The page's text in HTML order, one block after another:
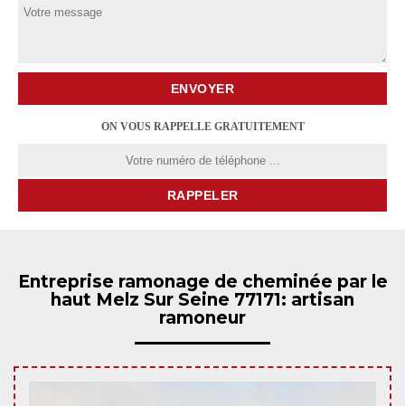
ON VOUS RAPPELLE GRATUITEMENT
Entreprise ramonage de cheminée par le
haut Melz Sur Seine 77171: artisan
ramoneur